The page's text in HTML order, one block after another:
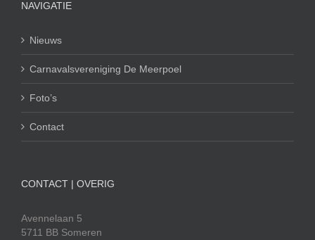
NAVIGATIE
Nieuws
Carnavalsvereniging De Meerpoel
Foto’s
Contact
CONTACT | OVERIG
Avennelaan 5
5711 BB Someren